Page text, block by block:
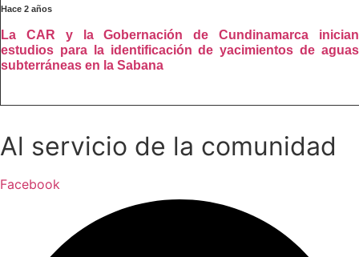
Hace 2 años
La CAR y la Gobernación de Cundinamarca inician
estudios para la identificación de yacimientos de aguas
subterráneas en la Sabana
Al servicio de la comunidad
Facebook